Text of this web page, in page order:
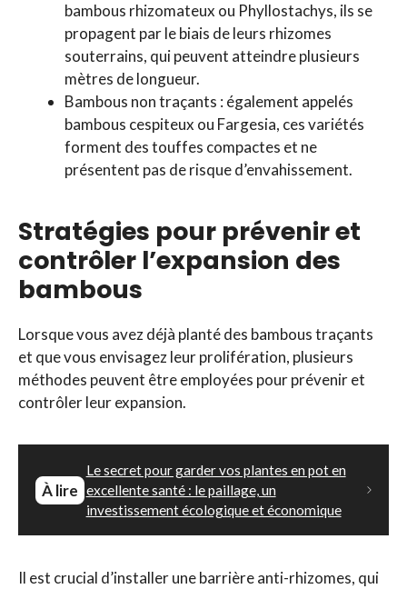
bambous rhizomateux ou Phyllostachys, ils se
propagent par le biais de leurs rhizomes
souterrains, qui peuvent atteindre plusieurs
mètres de longueur.
Bambous non traçants : également appelés
bambous cespiteux ou Fargesia, ces variétés
forment des touffes compactes et ne
présentent pas de risque d’envahissement.
Stratégies pour prévenir et
contrôler l’expansion des
bambous
Lorsque vous avez déjà planté des bambous traçants
et que vous envisagez leur prolifération, plusieurs
méthodes peuvent être employées pour prévenir et
contrôler leur expansion.
À lire
Le secret pour garder vos plantes en pot en
excellente santé : le paillage, un
investissement écologique et économique
Il est crucial d’installer une barrière anti-rhizomes, qui